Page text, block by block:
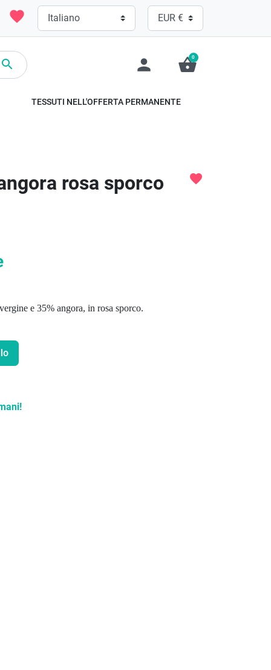
favorite
 person shopping_basket
0
TESSUTI NELL'OFFERTA PERMANENTE
rosa sporco
favorite
e 35% angora, in rosa sporco.